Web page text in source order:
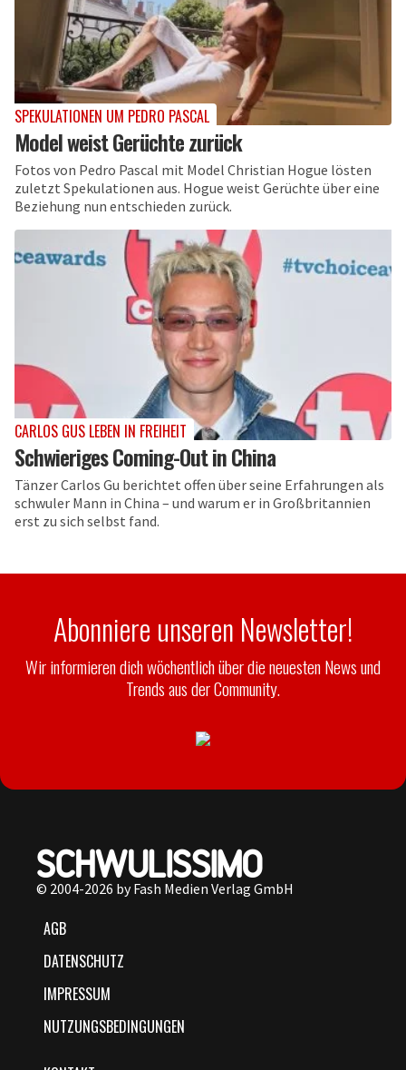
SPEKULATIONEN UM PEDRO PASCAL
Model weist Gerüchte zurück
Fotos von Pedro Pascal mit Model Christian Hogue lösten
zuletzt Spekulationen aus. Hogue weist Gerüchte über eine
Beziehung nun entschieden zurück.
CARLOS GUS LEBEN IN FREIHEIT
Schwieriges Coming-Out in China
Tänzer Carlos Gu berichtet offen über seine Erfahrungen als
schwuler Mann in China – und warum er in Großbritannien
erst zu sich selbst fand.
Abonniere unseren Newsletter!
Wir informieren dich wöchentlich über die neuesten News und
Trends aus der Community.
© 2004-2026 by Fash Medien Verlag GmbH
AGB
DATENSCHUTZ
IMPRESSUM
NUTZUNGSBEDINGUNGEN